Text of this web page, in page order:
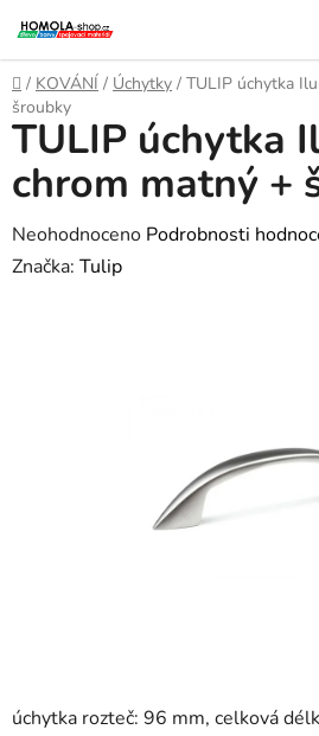
na
obsah
Domů
/ KOVÁNÍ / Úchytky / TULIP úchytka
šroubky
úchytka rozteč: 96 mm, celková
TULIP úchytka
chrom matný +
Průměrné
hodnocení
Neohodnoceno Podrobnosti
Značka: Tulip